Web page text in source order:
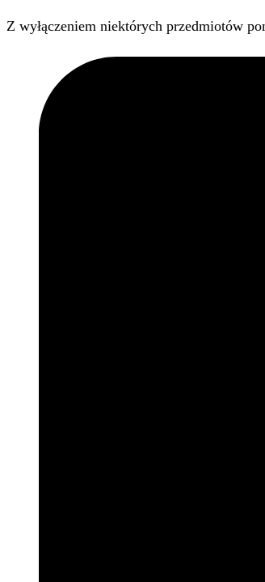
Z wyłączeniem niektórych przedmiotów